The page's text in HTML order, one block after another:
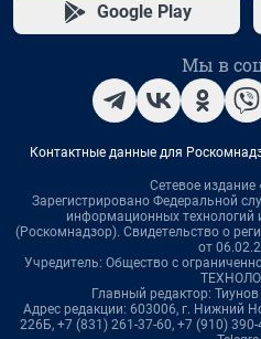
Google Play
Мы в
Контактные данные для
Сетевое
Зарегистрировано Федеральной
информационных
(Роскомнадзор). Свидетельство о
от
Учредитель: Общество с
Главный редактор:
Адрес редакции: 603006, г. Нижний
226Б, +7 (831) 261-37-60, +7 (910)